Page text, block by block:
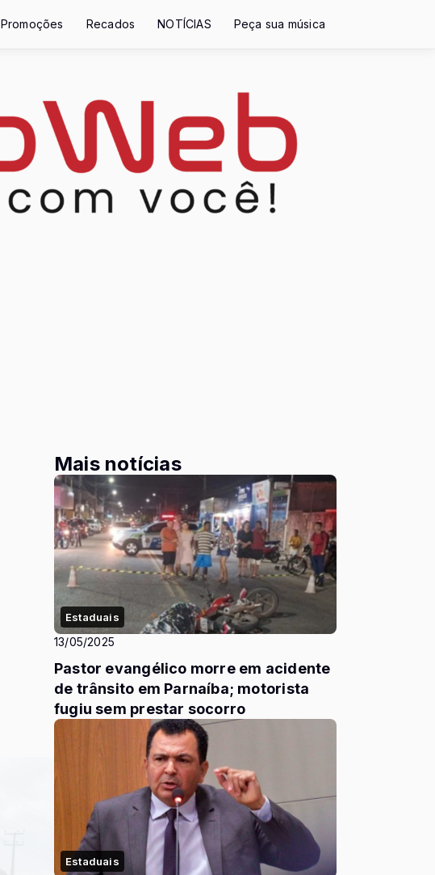
Promoções Recados NOTÍCIAS Peça sua música
Mais notícias
Estaduais
13/05/2025
Pastor evangélico morre em acidente
de trânsito em Parnaíba; motorista
fugiu sem prestar socorro
Estaduais